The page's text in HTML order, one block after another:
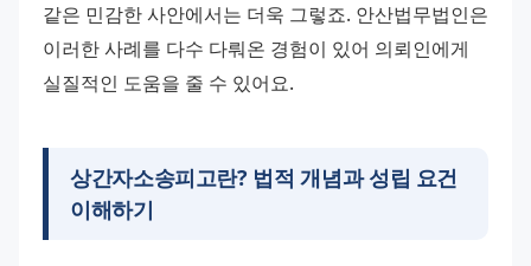
같은 민감한 사안에서는 더욱 그렇죠. 안산법무법인은
이러한 사례를 다수 다뤄온 경험이 있어 의뢰인에게
실질적인 도움을 줄 수 있어요.
상간자소송피고란? 법적 개념과 성립 요건
이해하기